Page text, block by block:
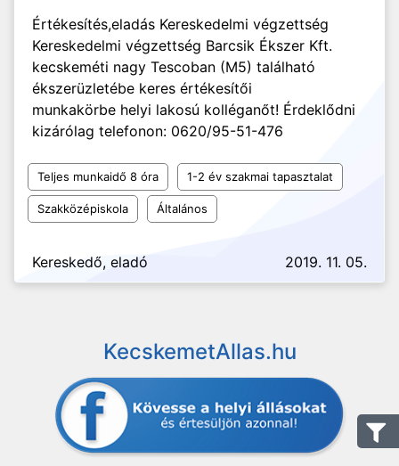
Értékesítés,eladás Kereskedelmi végzettség
Kereskedelmi végzettség Barcsik Ékszer Kft.
kecskeméti nagy Tescoban (M5) található
ékszerüzletébe keres értékesítői
munkakörbe helyi lakosú kolléganőt! Érdeklődni
kizárólag telefonon: 0620/95-51-476
Teljes munkaidő 8 óra 1-2 év szakmai tapasztalat
Szakközépiskola Általános
Kereskedő, eladó 2019. 11. 05.
KecskemetAllas.hu